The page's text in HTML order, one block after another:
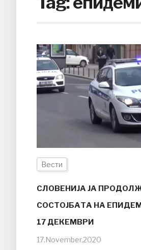
Вести
СЛОВЕНИЈА ЈА
СОСТОЈБАТА НА
17 ДЕКЕМВРИ
17.November.2020